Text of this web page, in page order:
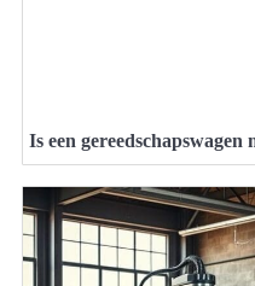
Is een gereedschapswagen